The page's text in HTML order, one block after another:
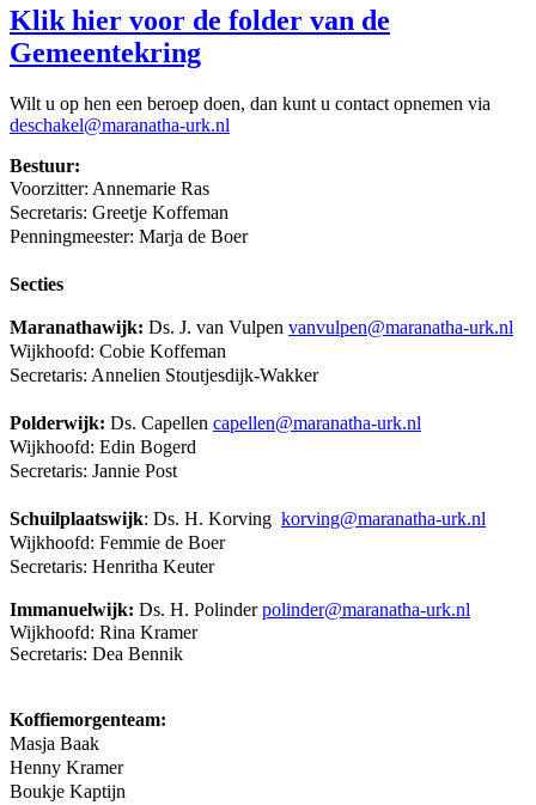
Klik hier voor de folder van de
Gemeentekring
Wilt u op hen een beroep doen, dan kunt u contact opnemen via
deschakel@maranatha-urk.nl
Bestuur:
Voorzitter: Annemarie Ras
Secretaris: Greetje Koffeman
Penningmeester: Marja de Boer
Secties
Maranathawijk: Ds. J. van Vulpen vanvulpen@maranatha-urk.nl
Wijkhoofd: Cobie Koffeman
Secretaris: Annelien Stoutjesdijk-Wakker
Polderwijk: Ds. Capellen capellen@maranatha-urk.nl
Wijkhoofd: Edin Bogerd
Secretaris: Jannie Post
Schuilplaatswijk: Ds. H. Korving korving@maranatha-urk.nl
Wijkhoofd: Femmie de Boer
Secretaris: Henritha Keuter
Immanuelwijk: Ds. H. Polinderpolinder@maranatha-urk.nl
Wijkhoofd: Rina Kramer
Secretaris: Dea Bennik
Koffiemorgenteam:
Masja Baak
Henny Kramer
Boukje Kaptijn